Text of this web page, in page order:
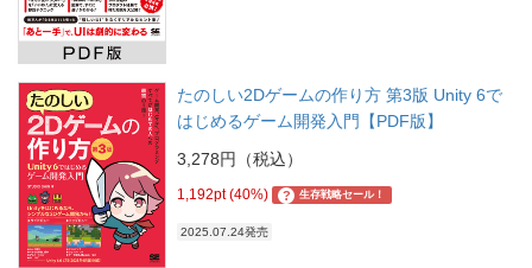
たのしい2Dゲームの作り方 第3版 Unity 6で
はじめるゲーム開発入門【PDF版】
3,278円（税込）
1,192pt (40%) ? 生存戦略セール！
2025.07.24発売